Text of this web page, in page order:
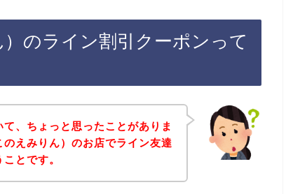
のライン割引クーポンって
、ちょっと思ったことがありま
えみりん）のお店でライン友達
とです。